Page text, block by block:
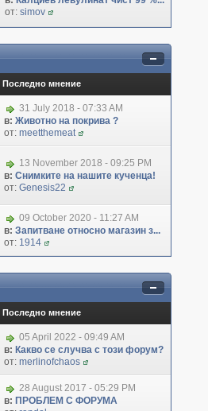
от: simov
Последно мнение
31 July 2018 - 07:33 AM
в: Животно на покрива ?
от: meetthemeat
13 November 2018 - 09:25 PM
в: Снимките на нашите кученца!
от: Genesis22
09 October 2020 - 11:27 AM
в: Запитване относно магазин з...
от: 1914
Последно мнение
05 April 2022 - 09:49 AM
в: Какво се случва с този форум?
от: merlinofchaos
28 August 2017 - 05:29 PM
в: ПРОБЛЕМ С ФОРУМА